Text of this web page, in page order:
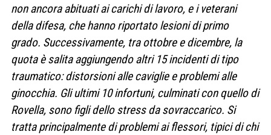
non ancora abituati ai carichi di lavoro, e i veterani
della difesa, che hanno riportato lesioni di primo
grado. Successivamente, tra ottobre e dicembre, la
quota è salita aggiungendo altri 15 incidenti di tipo
traumatico: distorsioni alle caviglie e problemi alle
ginocchia. Gli ultimi 10 infortuni, culminati con quello di
Rovella, sono figli dello stress da sovraccarico. Si
tratta principalmente di problemi ai flessori, tipici di chi